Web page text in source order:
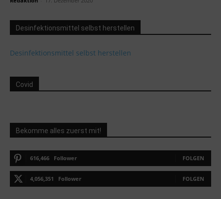
Desinfektionsmittel selbst herstellen
Desinfektionsmittel selbst herstellen
Covid
Bekomme alles zuerst mit!
616,466 Follower FOLGEN
4,056,351 Follower FOLGEN